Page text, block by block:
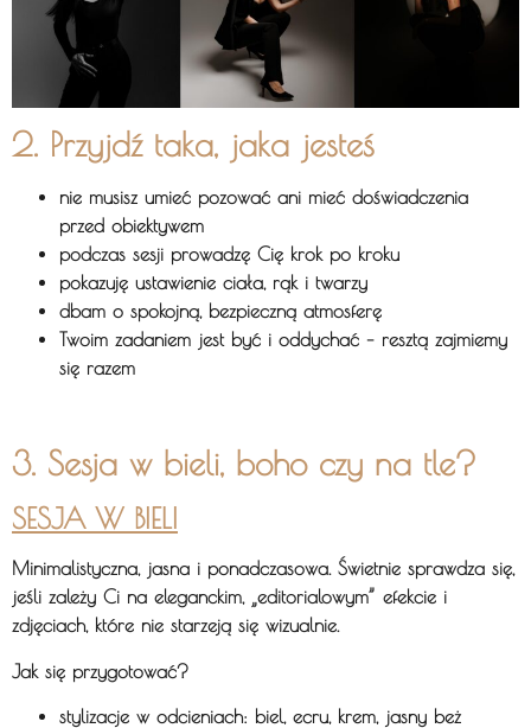
2. Przyjdź taka, jaka jesteś
nie musisz umieć pozować ani mieć doświadczenia
przed obiektywem
podczas sesji prowadzę Cię krok po kroku
pokazuję ustawienie ciała, rąk i twarzy
dbam o spokojną, bezpieczną atmosferę
Twoim zadaniem jest być i oddychać – resztą zajmiemy
się razem
3. Sesja w bieli, boho czy na tle?
SESJA W BIELI
Minimalistyczna, jasna i ponadczasowa. Świetnie sprawdza się,
jeśli zależy Ci na eleganckim, „editorialowym” efekcie i
zdjęciach, które nie starzeją się wizualnie.
Jak się przygotować?
stylizacje w odcieniach: biel, ecru, krem, jasny beż